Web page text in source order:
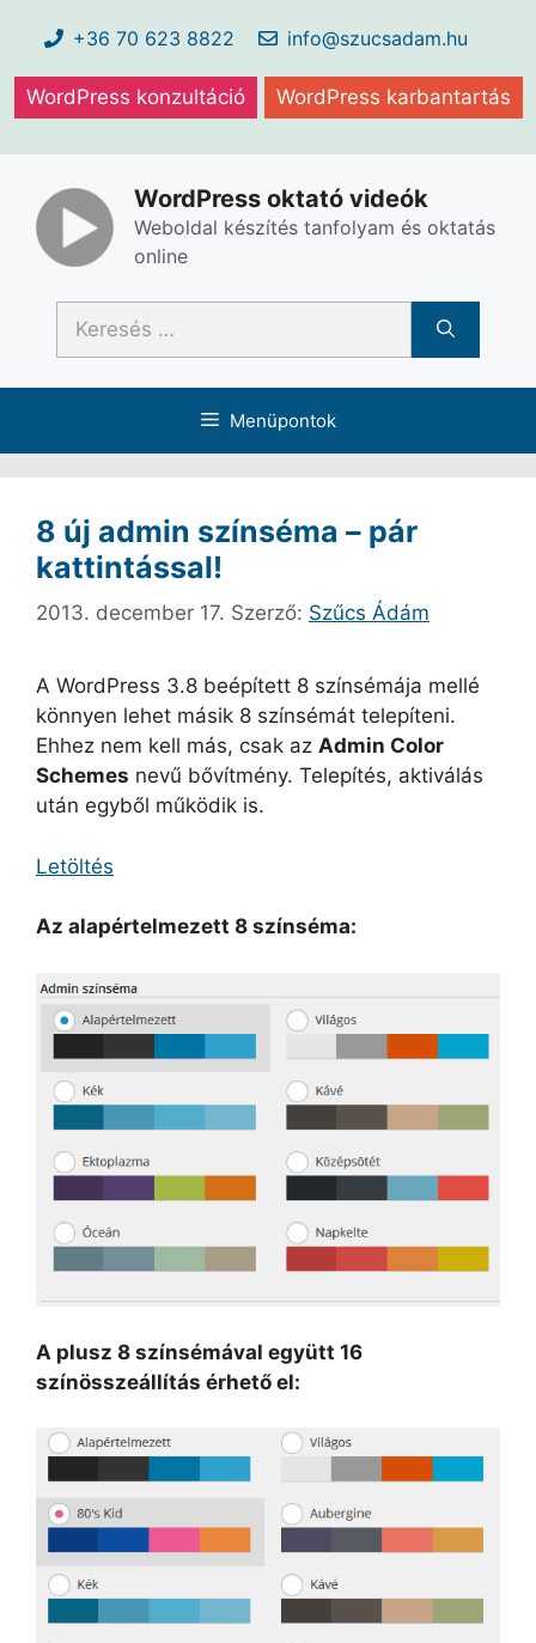
tartalomba
+36 70 623 8822 info@szucsadam.hu
WordPress konzultáció WordPress karbantartás
WordPress oktató videók
Weboldal készítés tanfolyam és oktatás
online
Keresés:
Menüpontok
8 új admin színséma – pár
kattintással!
2013. december 17. Szerző: Szűcs Ádám
A WordPress 3.8 beépített 8 színsémája mellé
könnyen lehet másik 8 színsémát telepíteni.
Ehhez nem kell más, csak az Admin Color
Schemes nevű bővítmény. Telepítés, aktiválás
után egyből működik is.
Letöltés
Az alapértelmezett 8 színséma:
A plusz 8 színsémával együtt 16
színösszeállítás érhető el: